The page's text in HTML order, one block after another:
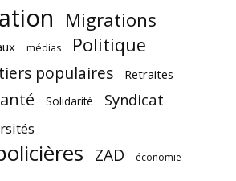
Migrations
médias Politique
populaires Retraites
Solidarité Syndicat
ZAD économie